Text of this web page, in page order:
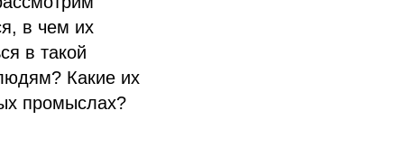
в чем их
в такой
Какие их
промыслах?